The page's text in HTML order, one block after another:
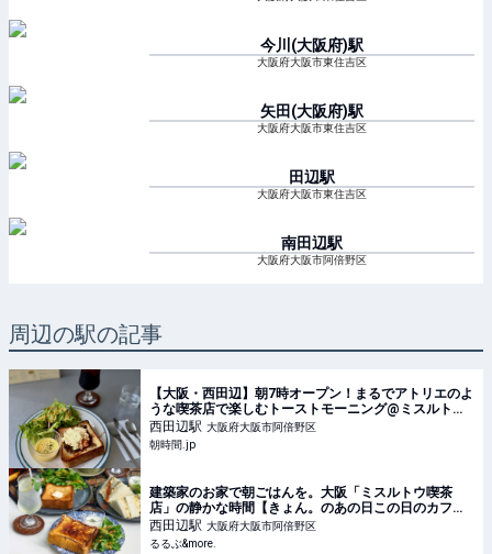
今川(大阪府)駅
大阪府大阪市東住吉区
矢田(大阪府)駅
大阪府大阪市東住吉区
田辺駅
大阪府大阪市東住吉区
南田辺駅
大阪府大阪市阿倍野区
周辺の駅の記事
【大阪・西田辺】朝7時オープン！まるでアトリエのよ
うな喫茶店で楽しむトーストモーニング@ミスルトウ
喫茶店 - 朝時間.jp
西田辺駅 大阪府大阪市阿倍野区
朝時間.jp
建築家のお家で朝ごはんを。大阪「ミスルトウ喫茶
店」の静かな時間【きょん。のあの日この日のカフェ
ダイアリー。】｜るるぶ&more.
西田辺駅 大阪府大阪市阿倍野区
るるぶ&more.